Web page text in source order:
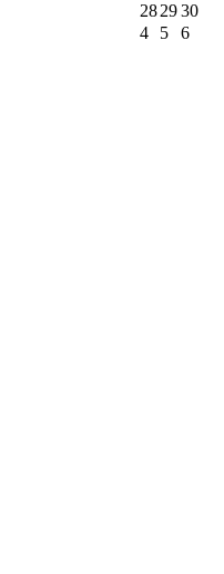
282930
4 5 6